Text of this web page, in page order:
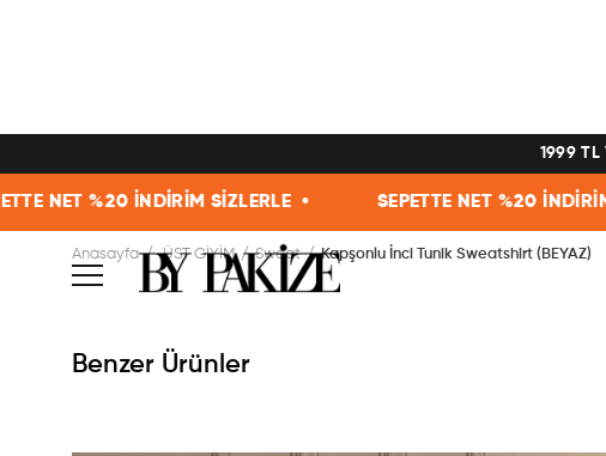
1999 TL
%20 İNDİRİM SİZLERLE • SEPETTE NET %20 İNDİRİM
Anasayfa ÜST GİYİM Sweat Kapşonlu İnci Tunik Sweatshirt (BEYAZ)
Benzer Ürünler